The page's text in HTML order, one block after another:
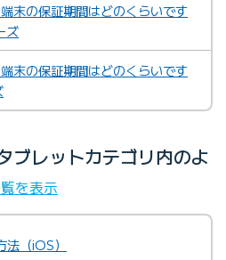
末の保証期間はどのくらいです
ズ
末の保証期間はどのくらいです
ブレットカテゴリ内のよ
を表示
（iOS）